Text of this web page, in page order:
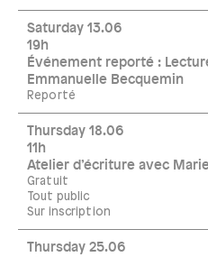
Saturday 13.06
19h
Événement reporté :
Emmanuelle Becquemin
Reporté
Thursday 18.06
11h
Atelier d’écriture avec
Gratuit
Tout public
Sur inscription
Thursday 25.06